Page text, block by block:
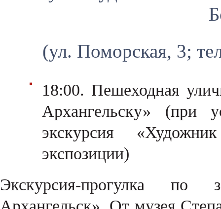
(ул. Поморская, 3;
18:00. Пешеходная
Архангельску» (при
экскурсия
экспозиции)
Экскурсия-прогулка по